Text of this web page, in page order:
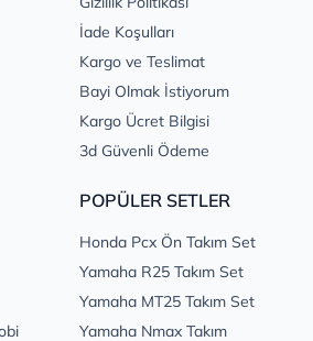
İade Koşulları
Kargo ve Teslimat
Bayi Olmak İstiyorum
Kargo Ücret Bilgisi
3d Güvenli Ödeme
POPÜLER SETLER
Honda Pcx Ön Takım Set
Yamaha R25 Takım Set
Yamaha MT25 Takım Set
Yamaha Nmax Takım